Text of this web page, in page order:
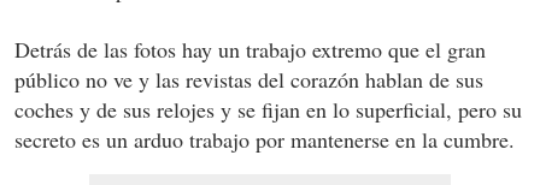
Detrás de las fotos hay un trabajo extremo que el gran
público no ve y las revistas del corazón hablan de sus
coches y de sus relojes y se fijan en lo superficial, pero su
secreto es un arduo trabajo por mantenerse en la cumbre.